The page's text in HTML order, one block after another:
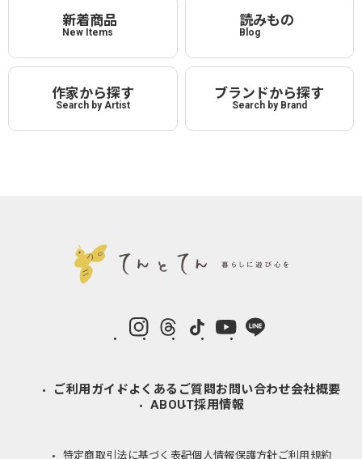
新着商品
New Items
読みもの
Blog
作家から探す
Search by Artist
ブランドから探す
Search by Brand
instagramThreads TikTok LINE
ご利用ガイドよくあるご質問 お問い合わせ会社概要
ABOUT採用情報
特定商取引法に基づく表記個人情報保護方針 ご利用規約